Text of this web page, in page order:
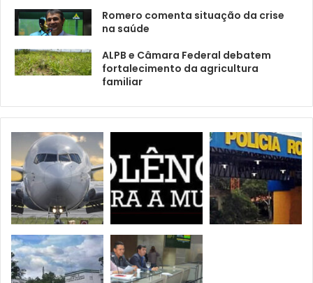
Romero comenta situação da crise
na saúde
ALPB e Câmara Federal debatem
fortalecimento da agricultura
familiar